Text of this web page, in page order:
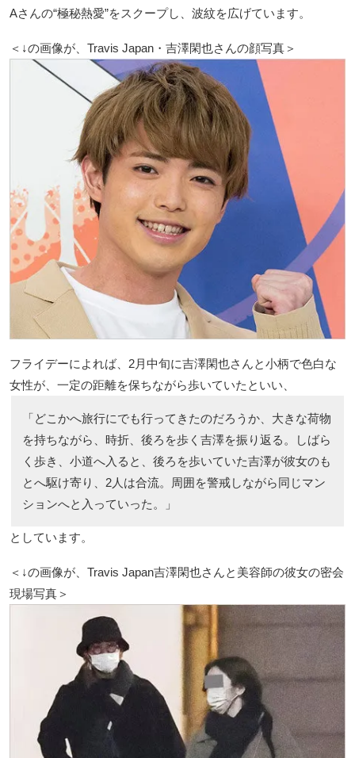
Aさんの“極秘熱愛”をスクープし、波紋を広げています。
＜↓の画像が、Travis Japan・吉澤閑也さんの顔写真＞
フライデーによれば、2月中旬に吉澤閑也さんと小柄で色白な
女性が、一定の距離を保ちながら歩いていたといい、
「どこかへ旅行にでも行ってきたのだろうか、大きな荷物
を持ちながら、時折、後ろを歩く吉澤を振り返る。しばら
く歩き、小道へ入ると、後ろを歩いていた吉澤が彼女のも
とへ駆け寄り、2人は合流。周囲を警戒しながら同じマン
ションへと入っていった。」
としています。
＜↓の画像が、Travis Japan吉澤閑也さんと美容師の彼女の密会
現場写真＞